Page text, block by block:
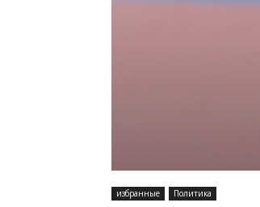
избранные Политика